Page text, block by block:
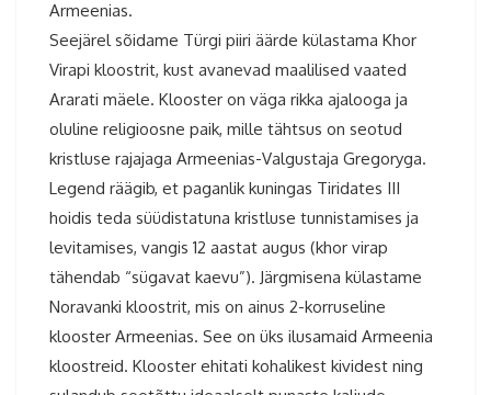
Armeenias.
Seejärel sõidame Türgi piiri äärde külastama Khor
Virapi kloostrit, kust avanevad maalilised vaated
Ararati mäele. Klooster on väga rikka ajalooga ja
oluline religioosne paik, mille tähtsus on seotud
kristluse rajajaga Armeenias-Valgustaja Gregoryga.
Legend räägib, et paganlik kuningas Tiridates III
hoidis teda süüdistatuna kristluse tunnistamises ja
levitamises, vangis 12 aastat augus (khor virap
tähendab “sügavat kaevu”). Järgmisena külastame
Noravanki kloostrit, mis on ainus 2-korruseline
klooster Armeenias. See on üks ilusamaid Armeenia
kloostreid. Klooster ehitati kohalikest kividest ning